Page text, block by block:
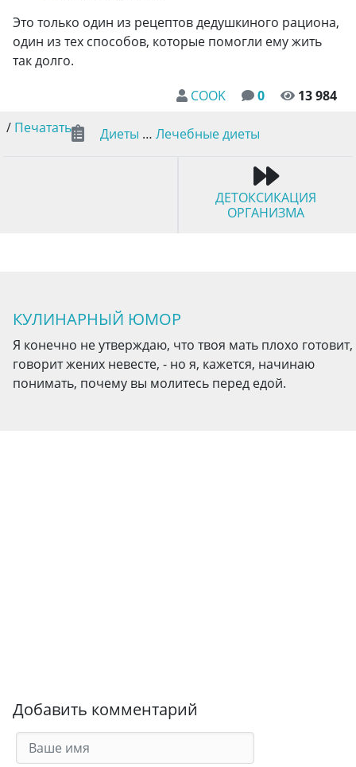
Это только один из рецептов дедушкиного рациона,
один из тех способов, которые помогли ему жить
так долго.
COOK
0
13 984
/ Печатать Диеты … Лечебные диеты
ДЕТОКСИКАЦИЯ
ОРГАНИЗМА
КУЛИНАРНЫЙ ЮМОР
Я конечно не утверждаю, что твоя мать плохо готовит,
говорит жених невесте, - но я, кажется, начинаю
понимать, почему вы молитесь перед едой.
Добавить комментарий